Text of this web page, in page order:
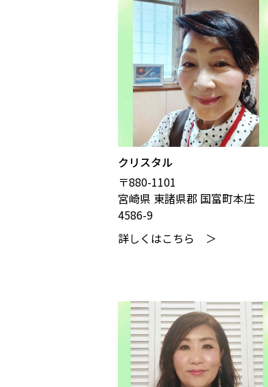
クリスタル
〒880-1101
宮崎県 東諸県郡 国富町本庄
4586-9
詳しくはこちら ＞